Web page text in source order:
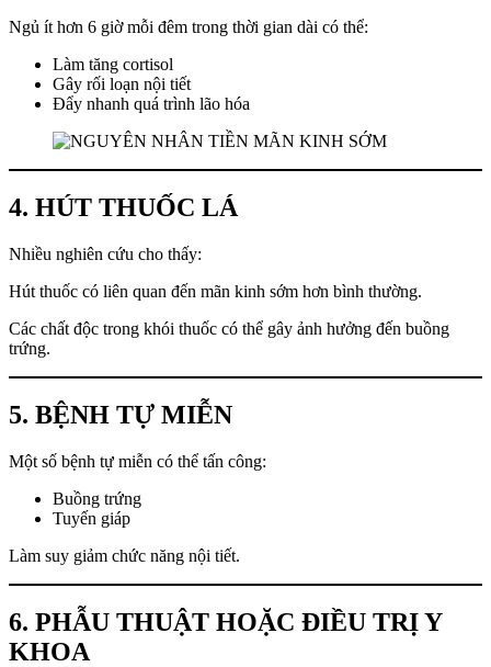
Ngủ ít hơn 6 giờ mỗi đêm trong thời gian dài có thể:
Làm tăng cortisol
Gây rối loạn nội tiết
Đẩy nhanh quá trình lão hóa
4. HÚT THUỐC LÁ
Nhiều nghiên cứu cho thấy:
Hút thuốc có liên quan đến mãn kinh sớm hơn bình thường.
Các chất độc trong khói thuốc có thể gây ảnh hưởng đến buồng
trứng.
5. BỆNH TỰ MIỄN
Một số bệnh tự miễn có thể tấn công:
Buồng trứng
Tuyến giáp
Làm suy giảm chức năng nội tiết.
6. PHẪU THUẬT HOẶC ĐIỀU TRỊ Y
KHOA